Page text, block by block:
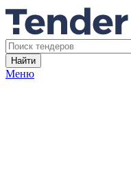
Найти
Меню